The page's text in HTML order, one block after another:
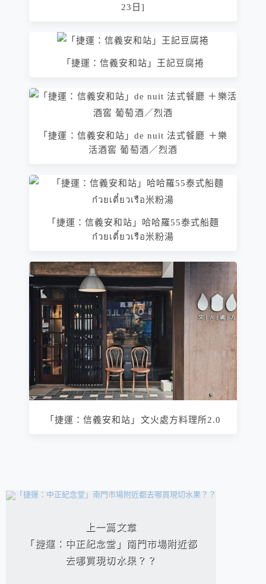
23日]
「捷運：信義安和站」王記豆腐捲
「捷運：信義安和站」de nuit 法式餐廳 ＋樂
活酒窖 葡萄酒／烈酒
「捷運：信義安和站」哈哈羅55泰式船麵
ก๋วยเตี๋ยวเรือ米粉湯
「捷運：信義安和站」文火處方料理所2.0
相連文章
上一篇文章
「捷運：中正紀念堂」南門市場附近都
去哪買現切水果？？